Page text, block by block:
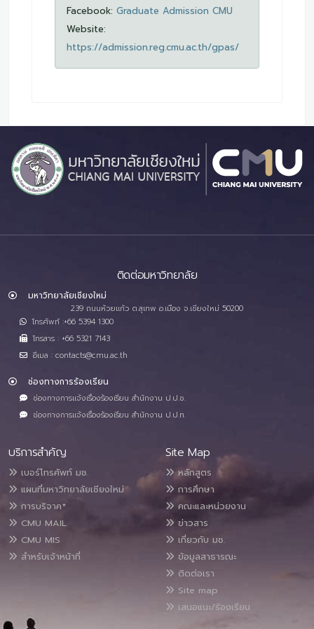
Facebook: Graduate Admission CMU
Website:
https://admission.reg.cmu.ac.th/gpas/
ติดต่อมหาวิทยาลัย
มหาวิทยาลัยเชียงใหม่
239 ถนนห้วยแก้ว ต.สุเทพ อ.เมือง จ.เชียงใหม่ 50200
โทรศัพท์ :+66 5394 1300
โทรสาร : +66 5321 7143
อีเมล : contacts@cmu.ac.th
ช่องทางการร้องเรียน
ช่องทางการแจ้งเรื่องร้องเรียน สำนักงาน ป.ป.ช.
ช่องทางการแจ้งเรื่องร้องเรียน สำนักงาน ป.ป.ท.
บริการสำคัญ
เบอร์โทรศัพท์ มช.
แผนที่มหาวิทยาลัยเชียงใหม่
การบริจาค*
CMU MAIL
CMU MIS
สำหรับเจ้าหน้าที่
Site Map
หลักสูตร
การศึกษา
คณะและหน่วยงาน
ข่าวสาร
เกี่ยวกับ มช.
ข้อมูลสาธารณะ
ติดต่อเรา
Site map
เสนอแนะ/ร้องเรียน